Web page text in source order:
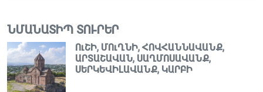
ՆՄԱՆԱՏԻՊ ՏՈՒՐԵՐ
ՈւՇԻ, ՄՈւՂՆԻ, ՀՈՎՀԱՆՆԱՎԱՆՔ,
ԱՐՏԱՇԱՎԱՆ, ՍԱՂՄՈՍԱՎԱՆՔ,
ՍԵՐԿԵՎԻԼԱՎԱՆՔ, ԿԱՐԲԻ